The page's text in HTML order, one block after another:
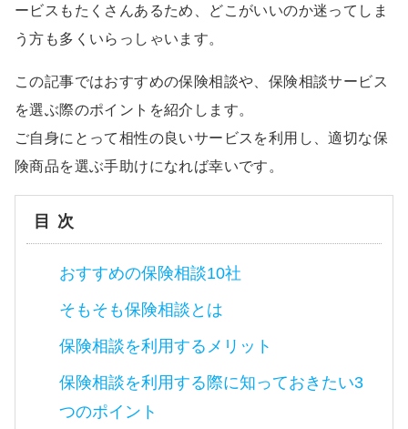
ービスもたくさんあるため、どこがいいのか迷ってしま
う方も多くいらっしゃいます。
この記事ではおすすめの保険相談や、保険相談サービス
を選ぶ際のポイントを紹介します。
ご自身にとって相性の良いサービスを利用し、適切な保
険商品を選ぶ手助けになれば幸いです。
目次
おすすめの保険相談10社
そもそも保険相談とは
保険相談を利用するメリット
保険相談を利用する際に知っておきたい3
つのポイント